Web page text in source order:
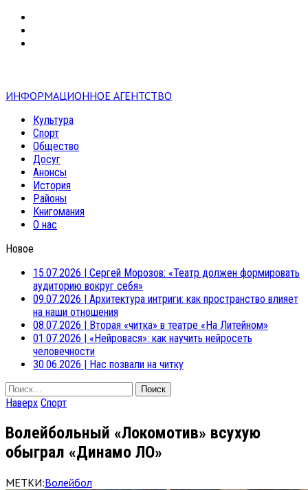
ИНФОРМАЦИОННОЕ АГЕНТСТВО
Культура
Спорт
Общество
Досуг
Анонсы
История
Районы
Книгомания
О нас
Новое
15.07.2026 | Сергей Морозов: «Театр должен формировать
аудиторию вокруг себя»
09.07.2026 | Архитектура интриги: как пространство влияет
на наши отношения
08.07.2026 | Вторая «читка» в театре «На Литейном»
01.07.2026 | «Нейровася»: как научить нейросеть
человечности
30.06.2026 | Нас позвали на читку
Найти:
Наверх Спорт
Волейбольный «Локомотив» всухую
обыграл «Динамо ЛО»
МЕТКИ:Волейбол